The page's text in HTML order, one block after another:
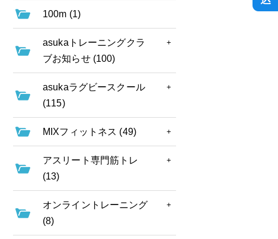
100m (1)
asukaトレーニングクラ
ブお知らせ (100)
asukaラグビースクール
(115)
MIXフィットネス (49)
アスリート専門筋トレ
(13)
オンライントレーニング
(8)